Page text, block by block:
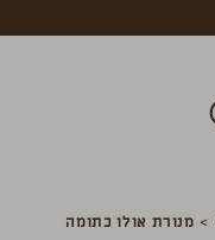
> מנורת אולו כתומה